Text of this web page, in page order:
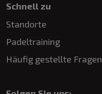
Schnell zu
Standorte
Padeltraining
Häufig gestellte Fragen